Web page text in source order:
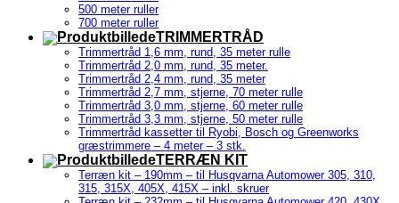
500 meter ruller
700 meter ruller
TRIMMERTRÅD
Trimmertråd 1,6 mm, rund, 35 meter rulle
Trimmertråd 2,0 mm, rund, 35 meter.
Trimmertråd 2,4 mm, rund, 35 meter
Trimmertråd 2,7 mm, stjerne, 70 meter rulle
Trimmertråd 3,0 mm, stjerne, 60 meter rulle
Trimmertråd 3,3 mm, stjerne, 50 meter rulle
Trimmertråd kassetter til Ryobi, Bosch og Greenworks
græstrimmere – 4 meter – 3 stk.
TERRÆN KIT
Terræn kit – 190mm – til Husqvarna Automower 305, 310,
315, 315X, 405X, 415X – inkl. skruer